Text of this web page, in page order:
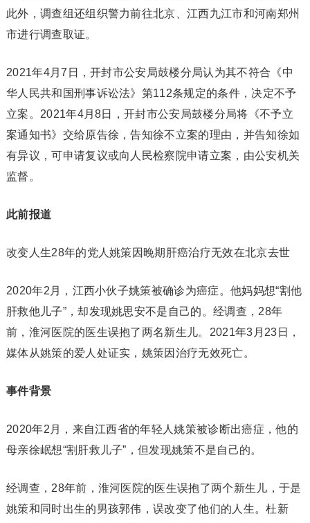
此外，调查组还组织警力前往北京、江西九江市和河南郑州
市进行调查取证。
2021年4月7日，开封市公安局鼓楼分局认为其不符合《中
华人民共和国刑事诉讼法》第112条规定的条件，决定不予
立案。2021年4月8日，开封市公安局鼓楼分局将《不予立
案通知书》交给原告徐，告知徐不立案的理由，并告知徐如
有异议，可申请复议或向人民检察院申请立案，由公安机关
监督。
此前报道
改变人生28年的党人姚策因晚期肝癌治疗无效在北京去世
2020年2月，江西小伙子姚策被确诊为癌症。他妈妈想“割他
肝救他儿子”，却发现姚思安不是自己的。经调查，28年
前，淮河医院的医生误抱了两名新生儿。2021年3月23日，
媒体从姚策的爱人处证实，姚策因治疗无效死亡。
事件背景
2020年2月，来自江西省的年轻人姚策被诊断出癌症，他的
母亲徐岷想“割肝救儿子”，但发现姚策不是自己的。
经调查，28年前，淮河医院的医生误抱了两个新生儿，于是
姚策和同时出生的男孩郭伟，误改变了他们的人生。杜新